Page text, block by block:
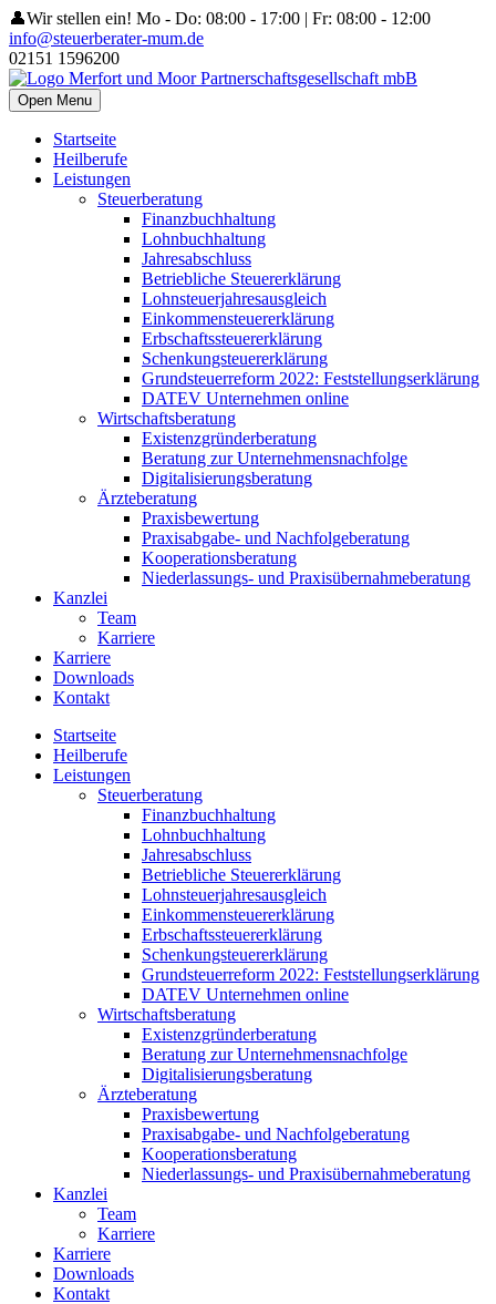
👤Wir stellen ein! Mo - Do: 08:00 - 17:00 | Fr: 08:00 - 12:00
info@steuerberater-mum.de
02151 1596200
Open Menu
Startseite
Heilberufe
Leistungen
Steuerberatung
Finanzbuchhaltung
Lohnbuchhaltung
Jahresabschluss
Betriebliche Steuererklärung
Lohnsteuerjahresausgleich
Einkommensteuererklärung
Erbschaftssteuererklärung
Schenkungsteuererklärung
Grundsteuerreform 2022: Feststellungserklärung
DATEV Unternehmen online
Wirtschaftsberatung
Existenzgründerberatung
Beratung zur Unternehmensnachfolge
Digitalisierungsberatung
Ärzteberatung
Praxisbewertung
Praxisabgabe- und Nachfolgeberatung
Kooperationsberatung
Niederlassungs- und Praxisübernahmeberatung
Kanzlei
Team
Karriere
Karriere
Downloads
Kontakt
Startseite
Heilberufe
Leistungen
Steuerberatung
Finanzbuchhaltung
Lohnbuchhaltung
Jahresabschluss
Betriebliche Steuererklärung
Lohnsteuerjahresausgleich
Einkommensteuererklärung
Erbschaftssteuererklärung
Schenkungsteuererklärung
Grundsteuerreform 2022: Feststellungserklärung
DATEV Unternehmen online
Wirtschaftsberatung
Existenzgründerberatung
Beratung zur Unternehmensnachfolge
Digitalisierungsberatung
Ärzteberatung
Praxisbewertung
Praxisabgabe- und Nachfolgeberatung
Kooperationsberatung
Niederlassungs- und Praxisübernahmeberatung
Kanzlei
Team
Karriere
Karriere
Downloads
Kontakt